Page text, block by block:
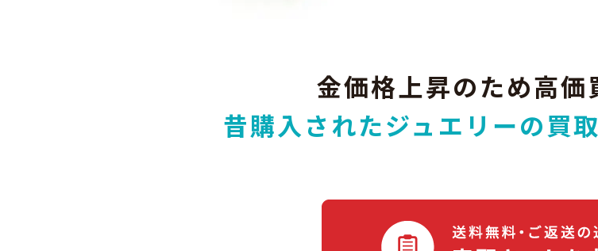
金価格上昇のため高価
昔購入されたジュエリーの買